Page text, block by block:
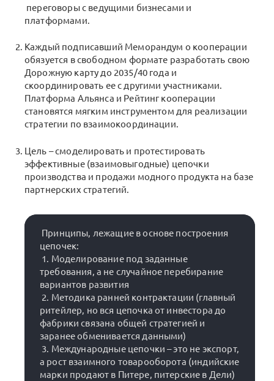
переговоры с ведущими бизнесами и
платформами.
Каждый подписавший Меморандум о кооперации
обязуется в свободном формате разработать свою
Дорожную карту до 2035/40 года и
скоординировать ее с другими участниками.
Платформа Альянса и Рейтинг кооперации
становятся мягким инструментом для реализации
стратегии по взаимокоординации.
Цель – смоделировать и протестировать
эффективные (взаимовыгодные) цепочки
производства и продажи модного продукта на базе
партнерских стратегий.
цепочек:
требования, а не случайное перебирание
вариантов развития
ритейлер, но вся цепочка от инвестора до
фабрики связана общей стратегией и
заранее обменивается данными)
а рост взаимного товарооборота (индийские
марки продают в Питере, питерские в Дели)